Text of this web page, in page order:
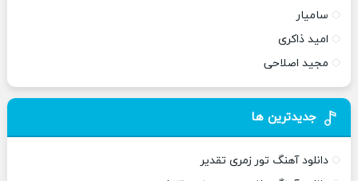
سامیار
امید ذاکری
مجید اصلاحی
جدیدترین ها
دانلود آهنگ تور زمری تقدیر